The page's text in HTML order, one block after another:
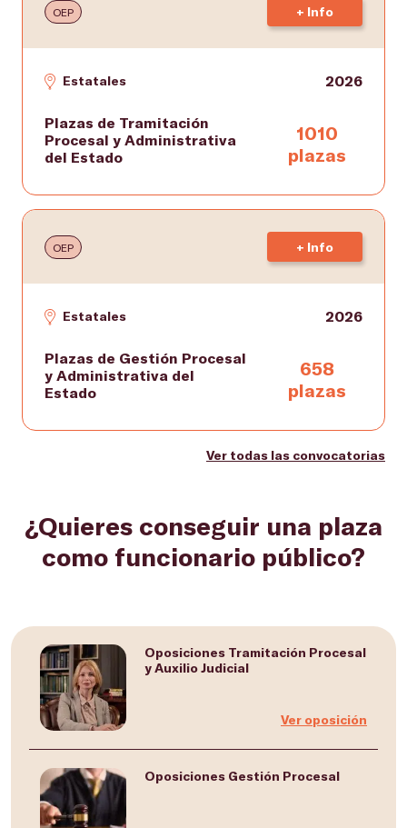
OEP + Info
Estatales 2026
Plazas de Tramitación
Procesal y Administrativa
del Estado
1010
plazas
OEP + Info
Estatales 2026
Plazas de Gestión Procesal
y Administrativa del
Estado
658
plazas
Ver todas las convocatorias
¿Quieres conseguir una plaza
como funcionario público?
Oposiciones Tramitación Procesal
y Auxilio Judicial
Ver oposición
Oposiciones Gestión Procesal